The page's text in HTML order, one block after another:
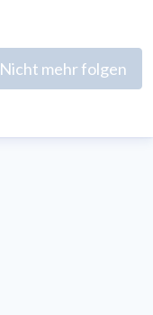
Nicht mehr folgen